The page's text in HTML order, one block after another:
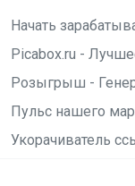
Начать
Picabox.ru -
Розыгрыш -
Пульс нашего
Укорачиватель